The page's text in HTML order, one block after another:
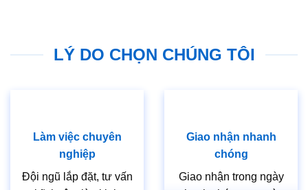
LÝ DO CHỌN CHÚNG TÔI
Làm việc chuyên
nghiệp
Đội ngũ lắp đặt, tư vấn
Giao nhận nhanh
chóng
Giao nhận trong ngày